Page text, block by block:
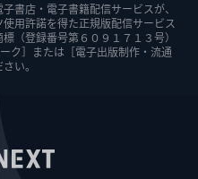
書店・電子書籍配信サービスが、
用許諾を得た正規版配信サービス
（登録番号第６０９１７１３号）
ク］または［電子出版制作・流通
い。